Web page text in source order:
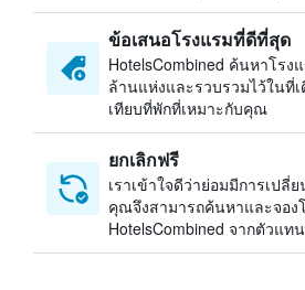
ข้อเสนอโรงแรมที่ดีที่สุด
HotelsCombined ค้นหาโรง
ล้านแห่งและรวบรวมไว้ในที่
เทียบที่พักที่เหมาะกับคุณ
ยกเลิกฟรี
เราเข้าใจดีว่าย่อมมีการเป
คุณจึงสามารถค้นหาและจอง
HotelsCombined จากตัวแ